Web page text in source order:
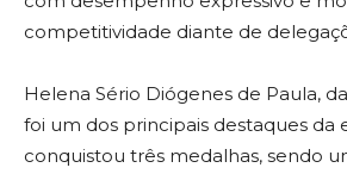
competitividade diante de
Helena Sério Diógenes de Paula,
foi um dos principais destaques da
conquistou três medalhas, sendo